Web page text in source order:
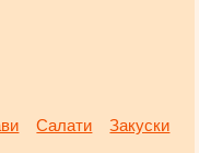
Салати Закуски